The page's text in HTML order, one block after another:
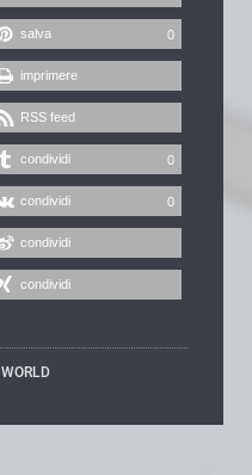
salva 0
imprimere
RSS feed
condividi 0
condividi 0
condividi
condividi
WORLD